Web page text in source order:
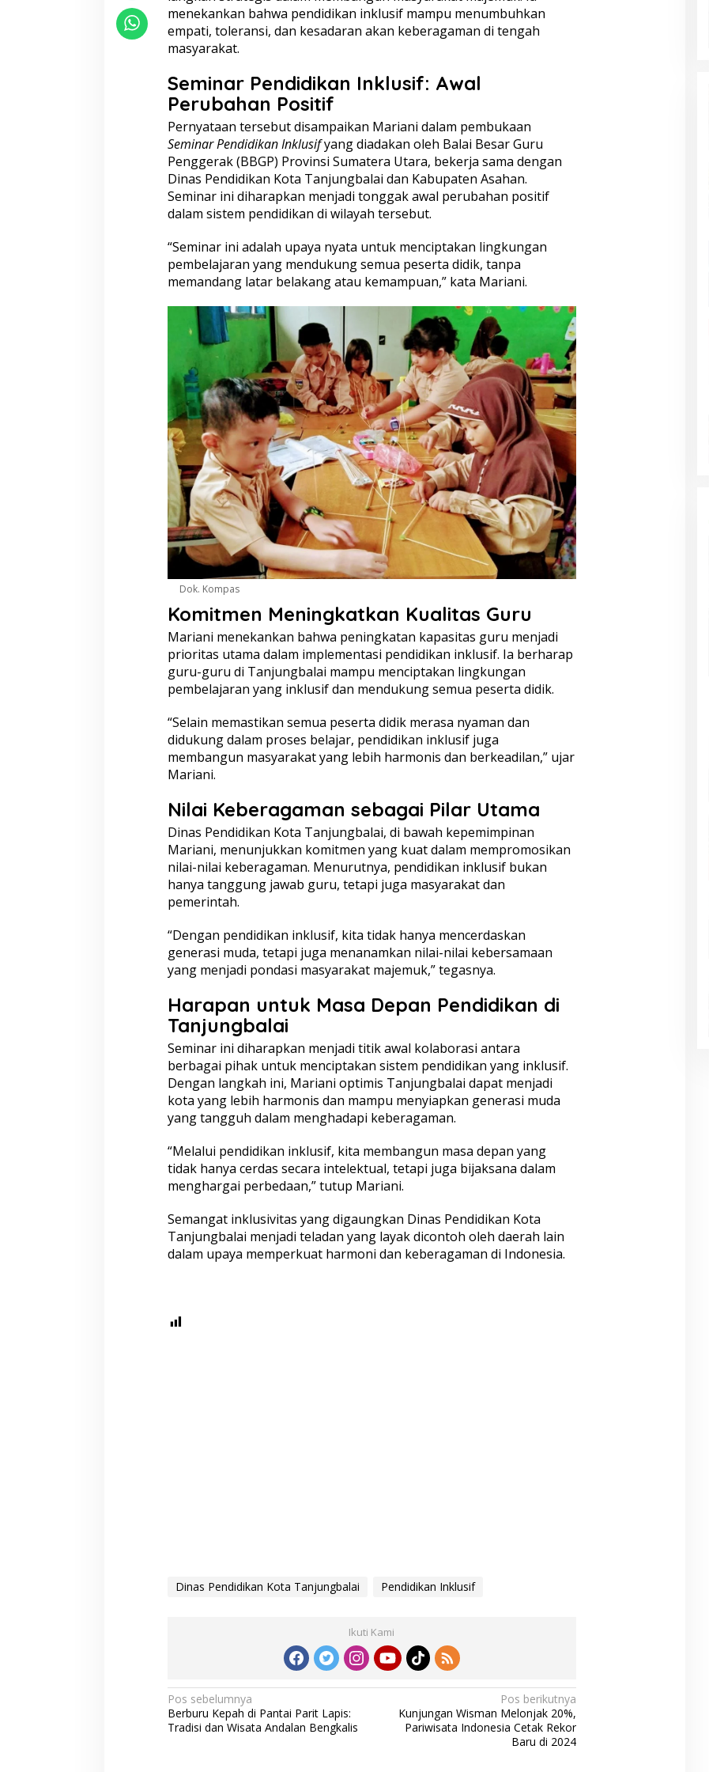
T
n
j
n
g
b
a
a
i
:
M
e
m
a
n
g
u
n
G
e
r
a
s
i
r
k
e
a
d
i
l
a
n
d
a
n
B
e
r
e
m
a
t
menekankan bahwa pendidikan inklusif mampu menumbuhkan
empati, toleransi, dan kesadaran akan keberagaman di tengah
masyarakat.
Seminar Pendidikan Inklusif: Awal
Perubahan Positif
Pernyataan tersebut disampaikan Mariani dalam pembukaan
Seminar Pendidikan Inklusifyang diadakan oleh Balai Besar Guru
Penggerak (BBGP) Provinsi Sumatera Utara, bekerja sama dengan
Dinas Pendidikan Kota Tanjungbalai dan Kabupaten Asahan.
Seminar ini diharapkan menjadi tonggak awal perubahan positif
dalam sistem pendidikan di wilayah tersebut.
“Seminar ini adalah upaya nyata untuk menciptakan lingkungan
pembelajaran yang mendukung semua peserta didik, tanpa
memandang latar belakang atau kemampuan,” kata Mariani.
Dok. Kompas
Komitmen Meningkatkan Kualitas Guru
Mariani menekankan bahwa peningkatan kapasitas guru menjadi
prioritas utama dalam implementasi pendidikan inklusif. Ia berharap
guru-guru di Tanjungbalai mampu menciptakan lingkungan
pembelajaran yang inklusif dan mendukung semua peserta didik.
“Selain memastikan semua peserta didik merasa nyaman dan
didukung dalam proses belajar, pendidikan inklusif juga
membangun masyarakat yang lebih harmonis dan berkeadilan,” ujar
Mariani.
Nilai Keberagaman sebagai Pilar Utama
Dinas Pendidikan Kota Tanjungbalai, di bawah kepemimpinan
Mariani, menunjukkan komitmen yang kuat dalam mempromosikan
nilai-nilai keberagaman. Menurutnya, pendidikan inklusif bukan
hanya tanggung jawab guru, tetapi juga masyarakat dan
pemerintah.
“Dengan pendidikan inklusif, kita tidak hanya mencerdaskan
generasi muda, tetapi juga menanamkan nilai-nilai kebersamaan
yang menjadi pondasi masyarakat majemuk,” tegasnya.
Harapan untuk Masa Depan Pendidikan di
Tanjungbalai
Seminar ini diharapkan menjadi titik awal kolaborasi antara
berbagai pihak untuk menciptakan sistem pendidikan yang inklusif.
Dengan langkah ini, Mariani optimis Tanjungbalai dapat menjadi
kota yang lebih harmonis dan mampu menyiapkan generasi muda
yang tangguh dalam menghadapi keberagaman.
“Melalui pendidikan inklusif, kita membangun masa depan yang
tidak hanya cerdas secara intelektual, tetapi juga bijaksana dalam
menghargai perbedaan,” tutup Mariani.
Semangat inklusivitas yang digaungkan Dinas Pendidikan Kota
Tanjungbalai menjadi teladan yang layak dicontoh oleh daerah lain
dalam upaya memperkuat harmoni dan keberagaman di Indonesia.
Dinas Pendidikan Kota Tanjungbalai Pendidikan Inklusif
Ikuti Kami
N
a
Pos sebelumnya
Berburu Kepah di Pantai Parit Lapis:
Tradisi dan Wisata Andalan Bengkalis
Pos berikutnya
Kunjungan Wisman Melonjak 20%,
Pariwisata Indonesia Cetak Rekor
Baru di 2024
KELONTONG, RUGI JUTAAN
RUPIAH.